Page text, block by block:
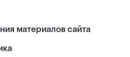
материалов сайта